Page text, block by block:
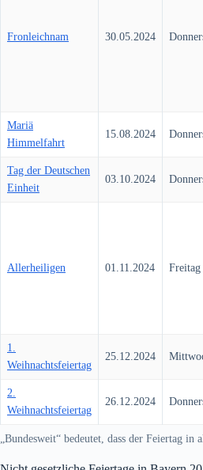
Fronleichnam 30.05.2024
Mariä
Himmelfahrt
15.08.2024
Tag der Deutschen
Einheit
03.10.2024
Allerheiligen 01.11.2024 Freitag
1.
Weihnachtsfeiertag
25.12.2024
2.
Weihnachtsfeiertag
26.12.2024
„Bundesweit“ bedeutet, dass der Feiertag in